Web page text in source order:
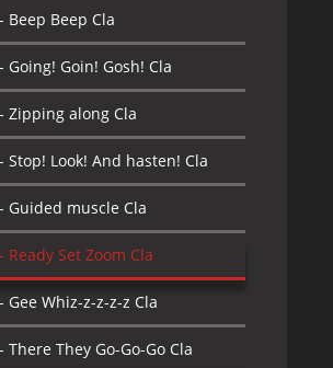
Beep Beep Cla
Going! Goin! Gosh! Cla
Zipping along Cla
Stop! Look! And hasten! Cla
Guided muscle Cla
Ready Set Zoom Cla
Gee Whiz-z-z-z-z Cla
There They Go-Go-Go Cla